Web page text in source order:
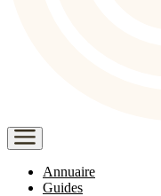
Annuaire
Guides